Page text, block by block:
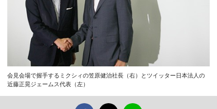
会見会場で握手するミクシィの笠原健治社長（右）とツイッター日本法人の
近藤正晃ジェームス代表（左）